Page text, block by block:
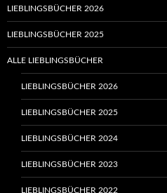
LIEBLINGSBÜCHER 2026
LIEBLINGSBÜCHER 2025
ALLE LIEBLINGSBÜCHER
LIEBLINGSBÜCHER 2026
LIEBLINGSBÜCHER 2025
LIEBLINGSBÜCHER 2024
LIEBLINGSBÜCHER 2023
LIEBLINGSBÜCHER 2022